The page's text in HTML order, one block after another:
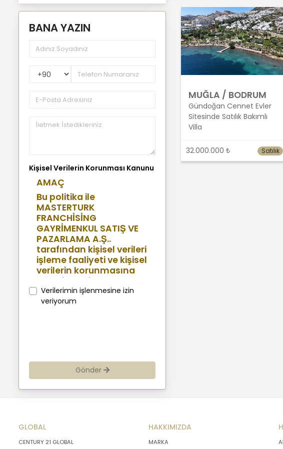
BANA YAZIN
PhoneNumberCountryPhoneCode
Kişisel Verilerin Korunması Kanunu
AMAÇ
Bu politika ile
MASTERTURK
FRANCHİSİNG
GAYRİMENKUL SATIŞ VE
PAZARLAMA A.Ş..
tarafından kişisel verileri
işleme faaliyeti ve kişisel
verilerin korunmasına
yönelik benimsenen
sistemler konusunda
açıklamalarda
müşterilerimiz, şirket
hissedarlarımız,
ziyaretçilerimiz ve
üçüncü kişiler başta
işlenen kişilerin
bilgilendirilerek
Verilerimin işlenmesine izin
veriyorum
Gönder
MUĞLA / BODRUM
Gündoğan Cennet Evler
Sitesinde Satılık Bakımlı
Villa
32.000.000 ₺ Satılık
GLOBAL
CENTURY 21 GLOBAL
HAKKIMIZDA
MARKA